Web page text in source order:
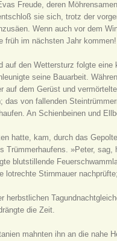
Freude, deren
sie sich, trotz der
Wenn auch vor dem
früh im nächsten Jahr kommen!
auf den Wettersturz folgte
seine Bauarbeit.
dem Gerüst und
von fallenden
An Schienbeinen und
hatte, kam, durch das
Trümmerhaufens. »Peter,
blutstillende
lotrechte Stirnmauer
die Zeit.
mahnten ihn an die nahe